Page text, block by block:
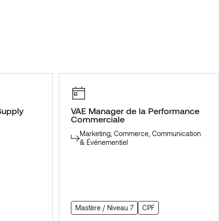
VAE Manager de la Performance
Commerciale
Marketing, Commerce, Communication
& Événementiel
Mastère / Niveau 7 CPF